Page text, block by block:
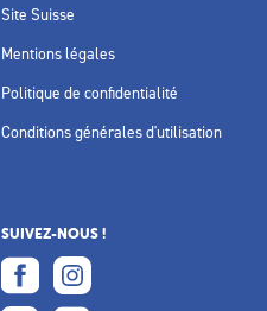
Site Suisse
Mentions légales
Politique de confidentialité
Conditions générales d'utilisation
SUIVEZ-NOUS !